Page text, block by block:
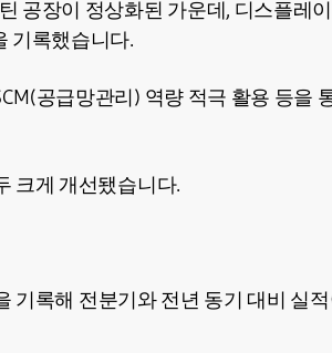
공장이 정상화된 가운데, 디스플레
기록했습니다.
공급망관리) 역량 적극 활용 등을
크게 개선됐습니다.
기록해 전분기와 전년 동기 대비 실